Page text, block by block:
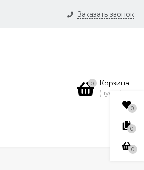
Заказать звонок
0 Корзина
(пусто)
0
0
0